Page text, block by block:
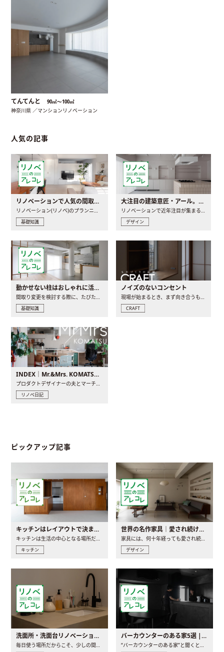
てんてんと 90㎡〜100㎡
神奈川県 ／マンションリノベーション
人気の記事
リノベーションで人気の間取りとは？トレンドの間取りと実例を徹底解説
リノベーション(リノベ)のプランニングで一番最初に決めるのは..
基礎知識
大注目の建築意匠・アール。人気の理由と空間に取り入れるポイント
リノベーションで近年注目が集まる建築意匠の一つであるアール..
デザイン
動かせない柱はおしゃれに活用！柱を魅せるリノベーション(リノベ)4選
間取り変更を検討する際に、たびたび皆さんの頭を悩ませる動か..
基礎知識
ノイズのないコンセント
現場が始まるとき、まず向き合うものの一つがコンセントです..
CRAFT
INDEX｜Mr.&Mrs. KOMATSU renovation diary
プロダクトデザイナーの夫とマーチャンダイザーの妻が、夫婦で..
リノベ日記
ピックアップ記事
キッチンはレイアウトで決まる。後悔しないための考え方と選び方
キッチンは生活の中心となる場所だからこそ、家の中のどこに置..
キッチン
世界の名作家具｜愛され続ける理由と一生モノとの出会い方
家具には、何十年経っても愛され続ける「名作」と呼ばれるもの..
デザイン
洗面所・洗面台リノベーションの事例と間取りアイデア
毎日使う場所だからこそ、少しの間取りの工夫や素材の選び方で..
バーカウンターのある家5選 | 日常に馴染む“距離の近い”キッチンとは
“バーカウンターのある家”と聞くと、少し特別な、大人のための..